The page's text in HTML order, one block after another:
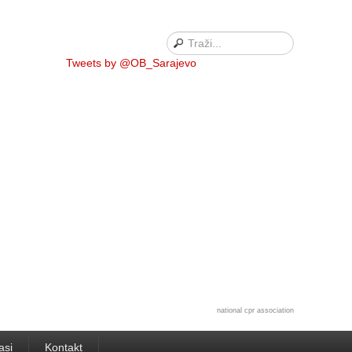
Tweets by @OB_Sarajevo
national cpr association
Kontakt